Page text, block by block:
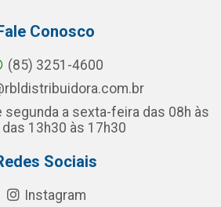
Conosco
(85) 3251-4600
segunda a sexta-feira das 08h às
das 13h30 às 17h30
Sociais
Instagram